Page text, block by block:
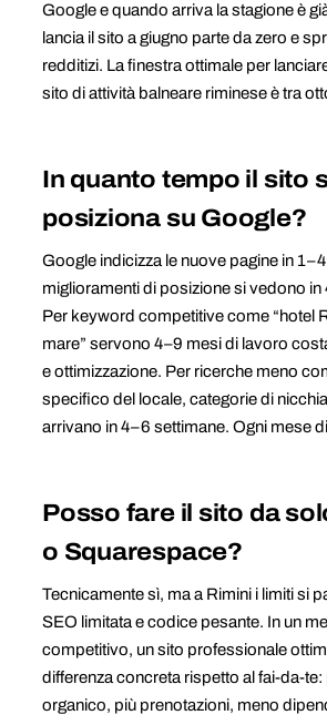
Google e quando arriva la stagione è
lancia il sito a giugno parte da zero e
redditizi. La finestra ottimale per
sito di attività balneare riminese è tra
In quanto tempo il sito
posiziona su Google?
Google indicizza le nuove pagine in
miglioramenti di posizione si vedono in
Per keyword competitive come “hotel
mare” servono 4–9 mesi di lavoro
e ottimizzazione. Per ricerche meno
specifico del locale, categorie di
arrivano in 4–6 settimane. Ogni mese
Posso fare il sito da
o Squarespace?
Tecnicamente sì, ma a Rimini i limiti si
SEO limitata e codice pesante. In un
competitivo, un sito professionale
differenza concreta rispetto al fai-da-te:
organico, più prenotazioni, meno